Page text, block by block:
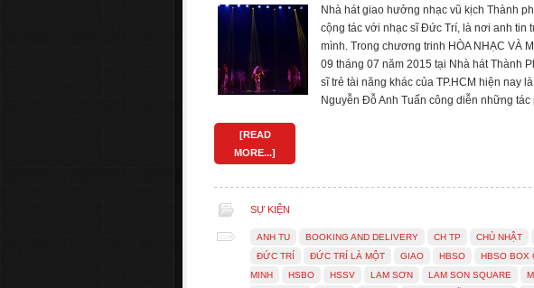
Nhà hát giao hưởng nhạc vũ kịch Thành
cộng tác với nhạc sĩ Đức Trí, là nơi anh tin
mình. Trong chương trinh HÒA NHẠC VÀ
09 tháng 07 năm 2015 tại Nhà hát Thành
sĩ trẻ tài năng khác của TP.HCM hiện nay
Nguyễn Đỗ Anh Tuấn công diễn những
[READ
MORE...]
SỰ KIỆN
ANH TU BOOKING AND DELIVERY CH TP CHỦ NHẬT
ĐỨC TRÍ
ÐỨC TRÍ LÀ MỘT GIAO HBSO HBSO BOX
MINH
HSBO HSSV LAM SƠN LAM SON SQUARE